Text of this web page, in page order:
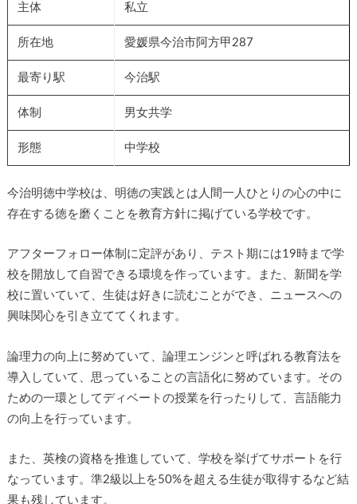
主体 私立
所在地 愛媛県今治市阿方甲287
最寄り駅 今治駅
体制 男女共学
形態 中学校
今治明徳中学校は、明徳の実践とは人間一人ひとりの心の中に
存在する徳を磨くことを教育方針に掲げている学校です。
アフターフォロー体制に定評があり、テスト期には19時まで学
校を開放して自習できる環境を作っています。また、新聞を学
校に置いていて、生徒は好きに読むことができ、ニュースへの
興味関心を引き立ててくれます。
論理力の向上に努めていて、論理エンジンと呼ばれる教育法を
導入していて、思っていることの言語化に努めています。その
ための一環としてディベートの授業を行ったりして、言語能力
の向上を行っています。
また、英検の資格を推進していて、学校を挙げてサポートを行
なっています。準2級以上を50%を超える生徒が取得するなど結
果も残しています。